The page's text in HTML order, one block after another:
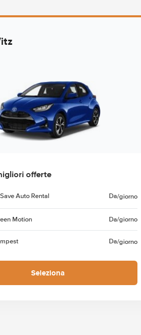
offerte
Auto Rental Da/giorno
Motion Da/giorno
Da/giorno
Seleziona